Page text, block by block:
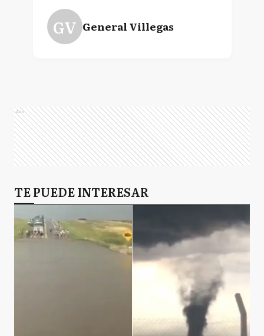
GV General Villegas
Ads
TE PUEDE INTERESAR